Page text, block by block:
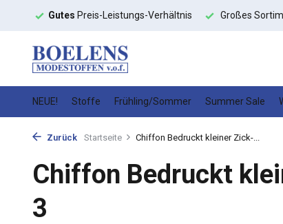
Gutes Preis-Leistungs-Verhältnis Großes
NEUE! Stoffe Frühling/Sommer Summer Sale
Zurück Startseite Chiffon Bedruckt kleiner Zick-...
Chiffon Bedruckt
3